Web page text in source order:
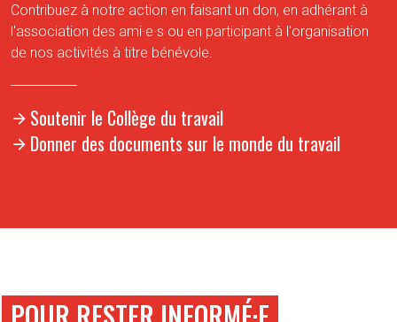
Contribuez à notre action en faisant un don, en adhérant à
l'association des ami·e·s ou en participant à l'organisation
de nos activités à titre bénévole.
Soutenir le Collège du travail
Donner des documents sur le monde du travail